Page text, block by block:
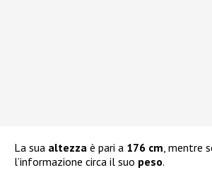
La sua altezza è pari a 176 cm, mentre
l’informazione circa il suo peso.